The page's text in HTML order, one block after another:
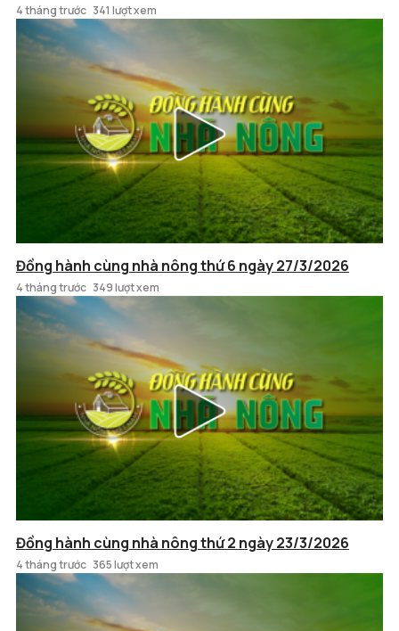
4 tháng trước 341 lượt xem
Đồng hành cùng nhà nông thứ 6 ngày 27/3/2026
4 tháng trước 349 lượt xem
Đồng hành cùng nhà nông thứ 2 ngày 23/3/2026
4 tháng trước 365 lượt xem